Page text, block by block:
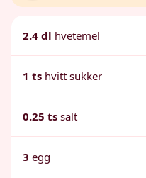
2.4 dl hvetemel
1 ts hvitt sukker
0.25 ts salt
3 egg